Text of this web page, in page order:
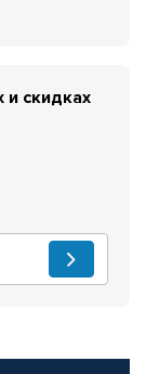
скидках